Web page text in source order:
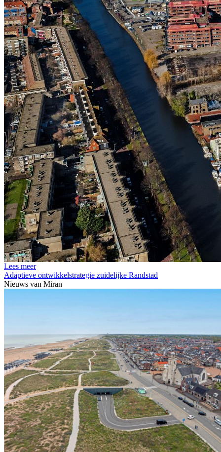
Lees meer
Adaptieve ontwikkelstrategie zuidelijke Randstad
Nieuws van Miran